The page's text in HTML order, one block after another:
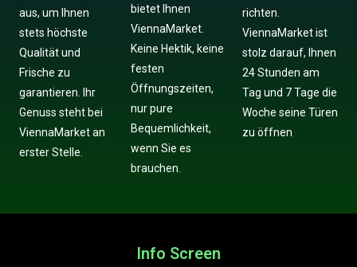
aus, um Ihnen
stets höchste
Qualität und
Frische zu
garantieren. Ihr
Genuss steht bei
ViennaMarket an
erster Stelle.
bietet Ihnen
ViennaMarket.
Keine Hektik, keine
festen
Öffnungszeiten,
nur pure
Bequemlichkeit,
wenn Sie es
brauchen.
richten.
ViennaMarket ist
stolz darauf, Ihnen
24 Stunden am
Tag und 7 Tage die
Woche seine Türen
zu öffnen
Info Screen